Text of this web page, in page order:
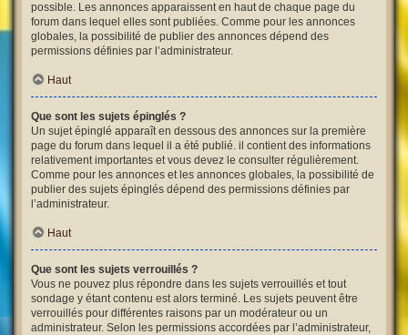
possible. Les annonces apparaissent en haut de chaque page du
forum dans lequel elles sont publiées. Comme pour les annonces
globales, la possibilité de publier des annonces dépend des
permissions définies par l’administrateur.
Haut
Que sont les sujets épinglés ?
Un sujet épinglé apparaît en dessous des annonces sur la première
page du forum dans lequel il a été publié. il contient des informations
relativement importantes et vous devez le consulter régulièrement.
Comme pour les annonces et les annonces globales, la possibilité de
publier des sujets épinglés dépend des permissions définies par
l’administrateur.
Haut
Que sont les sujets verrouillés ?
Vous ne pouvez plus répondre dans les sujets verrouillés et tout
sondage y étant contenu est alors terminé. Les sujets peuvent être
verrouillés pour différentes raisons par un modérateur ou un
administrateur. Selon les permissions accordées par l’administrateur,